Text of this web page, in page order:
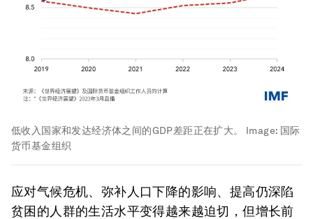
低收入国家和发达经济体之间的GDP差距正在扩大。 Image: 国际
货币基金组织
应对气候危机、弥补人口下降的影响、提高仍深陷
贫困的人群的生活水平变得越来越迫切，但增长前